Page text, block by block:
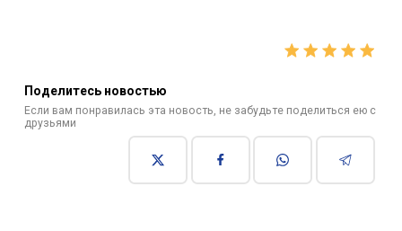
Поделитесь новостью
Если вам понравилась эта новость, не забудьте поделиться ею с
друзьями